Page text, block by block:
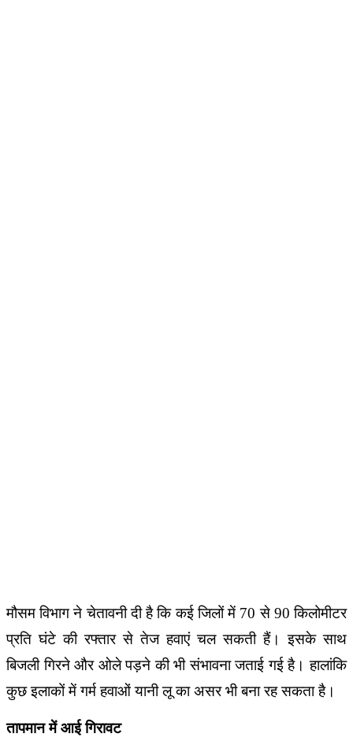
मौसम विभाग ने चेतावनी दी है कि कई जिलों में 70 से 90 किलोमीटर
प्रति घंटे की रफ्तार से तेज हवाएं चल सकती हैं। इसके साथ
बिजली गिरने और ओले पड़ने की भी संभावना जताई गई है। हालांकि
कुछ इलाकों में गर्म हवाओं यानी लू का असर भी बना रह सकता है।
तापमान में आई गिरावट